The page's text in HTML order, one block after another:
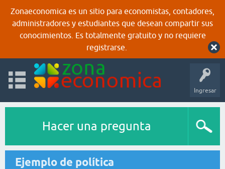
Zonaeconomica es un sitio para economistas, contadores,
administradores y estudiantes que desean compartir sus
conocimientos. Es totalmente gratuito y no requiere
registrarse.
Ingresar
Hacer una pregunta
Ejemplo de política